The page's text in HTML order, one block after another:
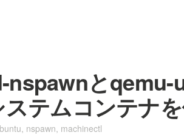
nspawnとqemu-
テムコンテナを
, nspawn, machinectl